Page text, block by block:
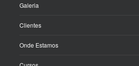
Galeria
Clientes
Onde Estamos